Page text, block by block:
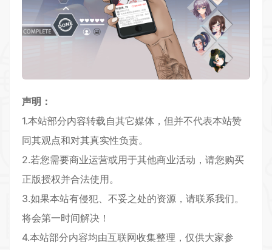
声明：
1.本站部分内容转载自其它媒体，但并不代表本站赞
同其观点和对其真实性负责。
2.若您需要商业运营或用于其他商业活动，请您购买
正版授权并合法使用。
3.如果本站有侵犯、不妥之处的资源，请联系我们。
将会第一时间解决！
4.本站部分内容均由互联网收集整理，仅供大家参